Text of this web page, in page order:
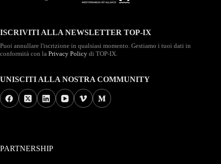
ISCRIVITI ALLA NEWSLETTER TOP-IX
Puoi annullare l'iscrizione in qualsiasi momento. Gestiamo i tuoi dati in
conformità con la Privacy Policy di TOP-IX.
UNISCITI ALLA NOSTRA COMMUNITY
PARTNERSHIP